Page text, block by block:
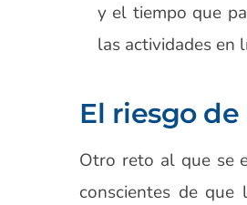
y el tiempo que
las actividades en
El riesgo
Otro reto al que se
conscientes de